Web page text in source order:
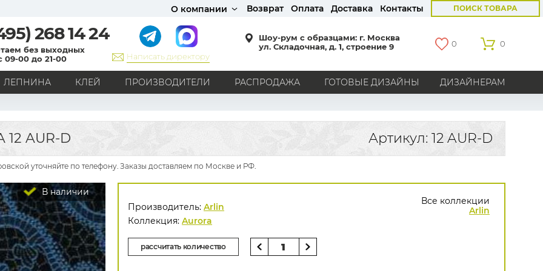
О компании Возврат Оплата Доставка Контакты ПОИСК ТОВАРА
268 14 24
без выходных
09-00 до 21-00
Написать директору
Шоу-рум с образцами: г. Москва
ул. Складочная, д. 1, строение 9
0 0
ЛЕПНИНА КЛЕЙ ПРОИЗВОДИТЕЛИ РАСПРОДАЖА ГОТОВЫЕ ДИЗАЙНЫ ДИЗАЙНЕРАМ
Кантри
Модерн Прованс Хай-тек
Лофт
Классика
Английский стиль
Америка
Англия Бельгия
Германия
Голландия
Россия Все страны
РИСУНОК
Граффити
Карта мира
Под кирпич
С вензелями
С надписями
Однотонные
Геометрический рисунок
Цветы
Дамаск
В клетку
В полоску Все рисунки
БРЕНДЫ
Aura
York
Zambaiti
Hygge Roll
AUR-D Артикул: 12 AUR-D
уточняйте по телефону. Заказы доставляем по Москве и РФ.
В наличии
Все коллекции
Arlin
Производитель: Arlin
Коллекция: Aurora
рассчитать количество